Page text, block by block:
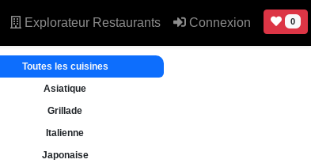
Explorateur Restaurants Connexion 0
Toutes les cuisines
Asiatique
Grillade
Italienne
Japonaise